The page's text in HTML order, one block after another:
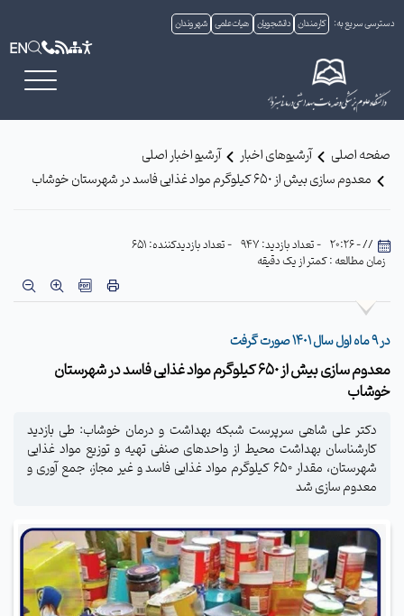
دسترسی سریع به: کارمندان دانشجویان هیات علمی شهروندان
EN
صفحه اصلی آرشیوهای اخبار
آرشیو اخبار اصلی
معدوم سازی بیش از ۶۵٠ کیلوگرم مواد غذایی فاسد در شهرستان خوشاب
// - 20:26 - تعداد بازدید: 947
- تعداد بازدیدکننده: 651
زمان مطالعه : کمتر از یک دقیقه
در ٩ ماه اول سال ١۴٠١ صورت گرفت
معدوم سازی بیش از ۶۵٠ کیلوگرم مواد غذایی فاسد در شهرستان
خوشاب
دکتر علی شاهی سرپرست شبکه بهداشت و درمان خوشاب: طی بازدید
کارشناسان بهداشت محیط از واحدهای صنفی تهیه و توزیع مواد غذایی
شهرستان، مقدار ۶۵۰ کیلوگرم مواد غذایی فاسد و غیر مجاز، جمع آوری و
معدوم سازی شد